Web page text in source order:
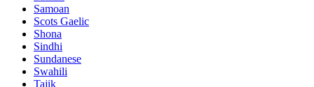
Samoan
Scots Gaelic
Shona
Sindhi
Sundanese
Swahili
Tajik